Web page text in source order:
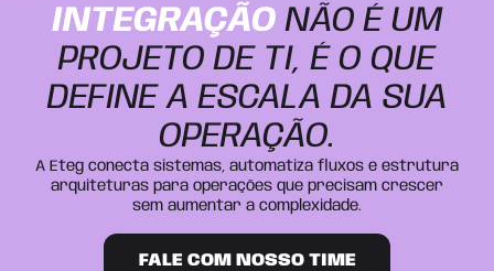
INTEGRAÇÃO NÃO É UM
PROJETO DE TI, É O QUE
DEFINE A ESCALA DA SUA
OPERAÇÃO.
A Eteg conecta sistemas, automatiza fluxos e estrutura
arquiteturas para operações que precisam crescer
sem aumentar a complexidade.
FALE COM NOSSO TIME